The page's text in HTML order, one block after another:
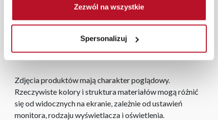
Zezwól na wszystkie
Spersonalizuj
zamówień internetowych czas dostawy wynosi do 5 dni
roboczych, również na terenie całego kraju. Wszystkie
niezależnie od miejsca złożenia zamówienia.
Zdjęcia produktów mają charakter poglądowy.
Rzeczywiste kolory i struktura materiałów mogą różnić
się od widocznych na ekranie, zależnie od ustawień
monitora, rodzaju wyświetlacza i oświetlenia.